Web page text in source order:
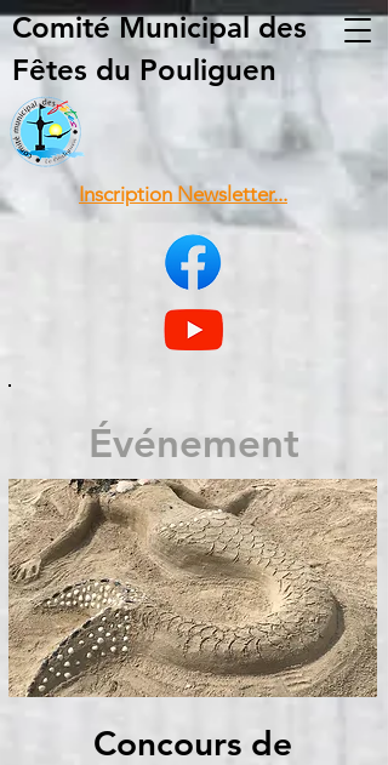
Comité Municipaldes
Fêtes du Pouliguen
Inscription Newsletter...
Événement
Concours de